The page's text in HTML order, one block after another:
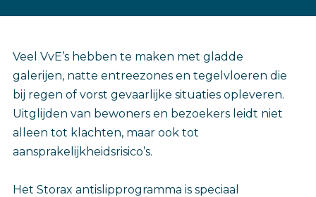
Veel VvE’s hebben te maken met gladde
galerijen, natte entreezones en tegelvloeren die
bij regen of vorst gevaarlijke situaties opleveren.
Uitglijden van bewoners en bezoekers leidt niet
alleen tot klachten, maar ook tot
aansprakelijkheidsrisico’s.
Het Storax antislipprogramma is speciaal